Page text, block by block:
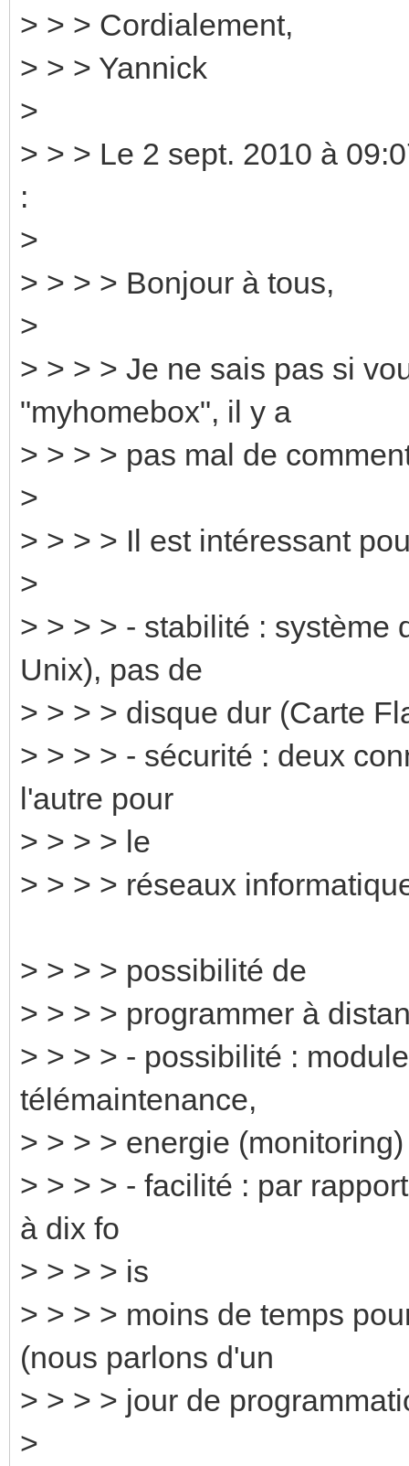
> > > Cordialement,
> > > Yannick
>
> > > Le 2 sept. 2010 à
:
>
> > > > Bonjour à tous,
>
> > > > Je ne sais pas si
"myhomebox", il y a
> > > > pas mal de
>
> > > > Il est intéressant
>
> > > > - stabilité : système
Unix), pas de
> > > > disque dur (Carte
> > > > - sécurité : deux
l'autre pour
> > > > le
> > > > réseaux
> > > > possibilité de
> > > > programmer à
> > > > - possibilité :
télémaintenance,
> > > > energie (monitoring)
> > > > - facilité : par
à dix fo
> > > > is
> > > > moins de temps
(nous parlons d'un
> > > > jour de
>